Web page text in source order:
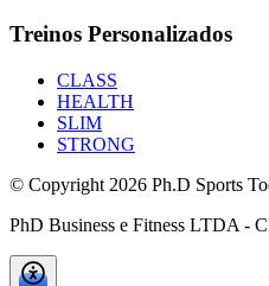
Treinos Personalizados
CLASS
HEALTH
SLIM
STRONG
© Copyright 2026 Ph.D Sports
PhD Business e Fitness LTDA -